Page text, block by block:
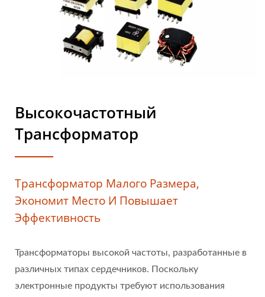
Высокочастотный
Трансформатор
Трансформатор Малого Размера,
Экономит Место И Повышает
Эффективность
Трансформаторы высокой частоты, разработанные в
различных типах сердечников. Поскольку
электронные продукты требуют использования